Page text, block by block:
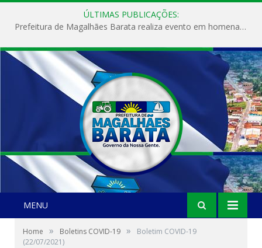
ÚLTIMAS PUBLICAÇÕES:
Prefeitura de Magalhães Barata realiza evento em homenagem ao Dia Internacional da Mulher
MENU
Home » Boletins COVID-19 »
Boletim COVID-19
(22/07/2021)